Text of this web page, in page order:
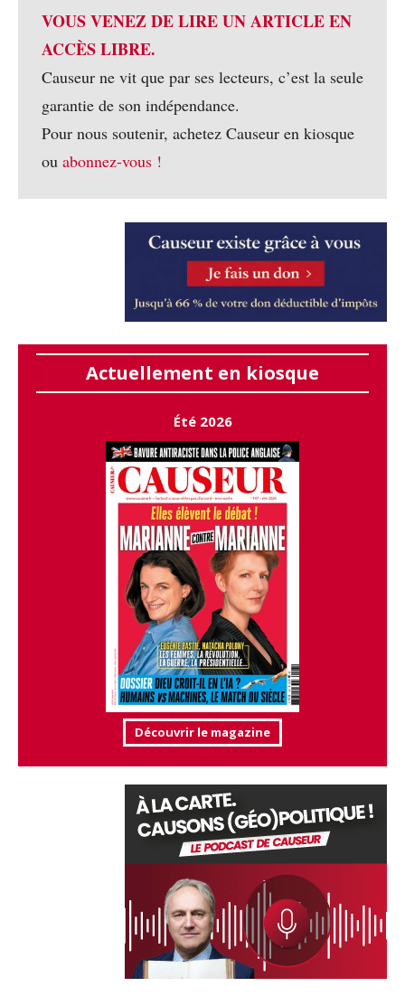
VOUS VENEZ DE LIRE UN ARTICLE EN
ACCÈS LIBRE.
Causeur ne vit que par ses lecteurs, c’est la seule
garantie de son indépendance.
Pour nous soutenir, achetez Causeur en kiosque
ou abonnez-vous !
Actuellement en kiosque
Été 2026
Découvrir le magazine